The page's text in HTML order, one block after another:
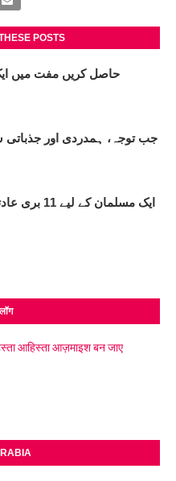
POSTS
حاصل کریں مفت میں
جب توجہ، ہمدردی اور جذباتی
ایک مسلمان
आहिस्ता आज़माइश बन जाए